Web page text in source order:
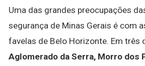
Uma das grandes preocupações
segurança de Minas Gerais é com
favelas de Belo Horizonte. Em três
Aglomerado da Serra, Morro dos